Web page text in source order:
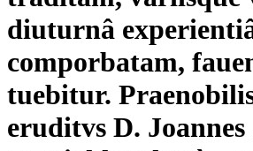
diuturnâ
comporbatam,
tuebitur.
eruditvs D. Joannes